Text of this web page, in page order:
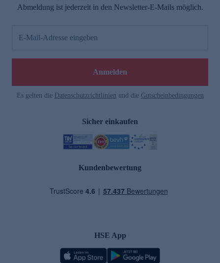
Abmeldung ist jederzeit in den Newsletter-E-Mails möglich.
E-Mail-Adresse eingeben
Anmelden
Es gelten die Datenschutzrichtlinien und die Gutscheinbedingungen
Sicher einkaufen
Kundenbewertung
HSE App